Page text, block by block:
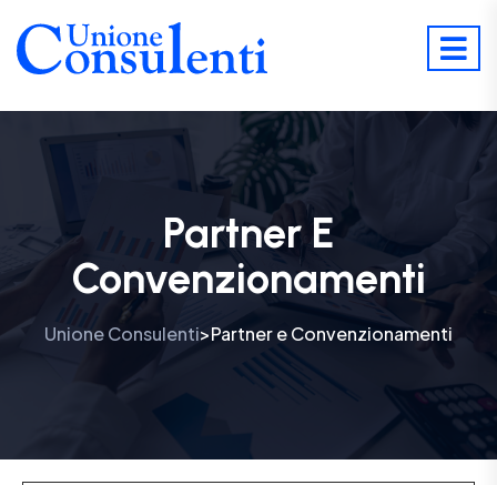
Partner E
Convenzionamenti
Unione Consulenti>Partner e Convenzionamenti